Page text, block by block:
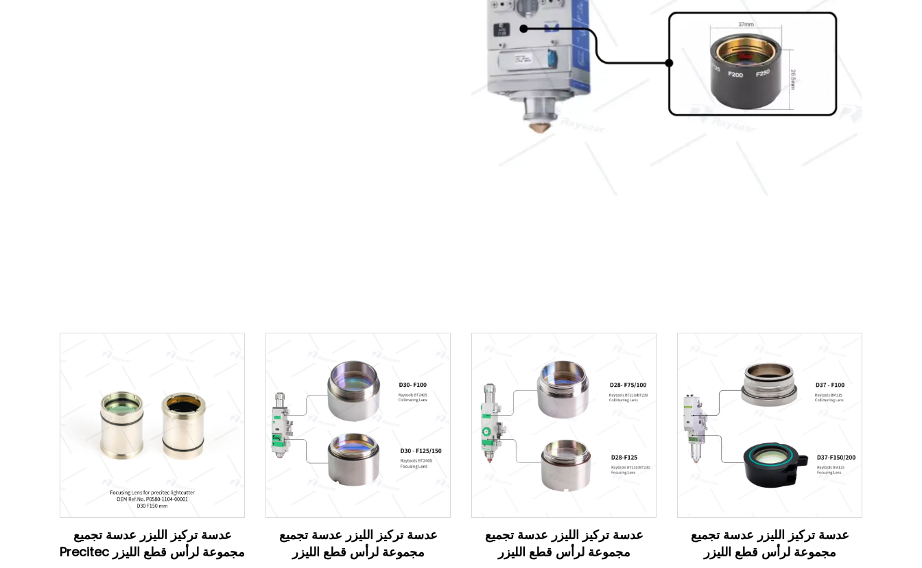
عدسة تركيز الليزر عدسة تجميع
مجموعة لرأس قطع الليزر
عدسة تركيز الليزر عدسة تجميع
مجموعة لرأس قطع الليزر
عدسة تركيز الليزر عدسة تجميع
مجموعة لرأس قطع الليزر
عدسة تركيز الليزر عدسة تجميع
مجموعة لرأس قطع الليزر Precitec